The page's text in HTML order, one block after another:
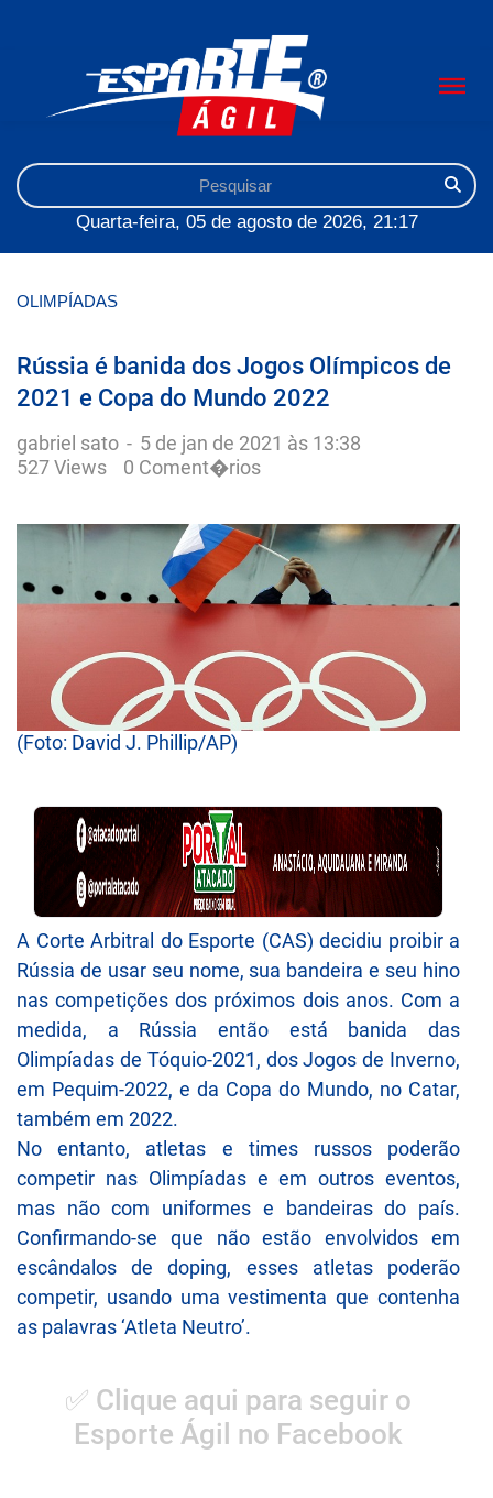
Quarta-feira, 05 de agosto de 2026, 21:17
OLIMPÍADAS
Rússia é banida dos Jogos Olímpicos de
2021 e Copa do Mundo 2022
gabriel sato - 5 de jan de 2021 às 13:38
527 Views
0 Coment�rios
(Foto: David J. Phillip/AP)
A Corte Arbitral do Esporte (CAS) decidiu proibir a
Rússia de usar seu nome, sua bandeira e seu hino
nas competições dos próximos dois anos. Com a
medida, a Rússia então está banida das
Olimpíadas de Tóquio-2021, dos Jogos de Inverno,
em Pequim-2022, e da Copa do Mundo, no Catar,
também em 2022.
No entanto, atletas e times russos poderão
competir nas Olimpíadas e em outros eventos,
mas não com uniformes e bandeiras do país.
Confirmando-se que não estão envolvidos em
escândalos de doping, esses atletas poderão
competir, usando uma vestimenta que contenha
as palavras ‘Atleta Neutro’.
✅ Clique aqui para seguir o
Esporte Ágil no Facebook